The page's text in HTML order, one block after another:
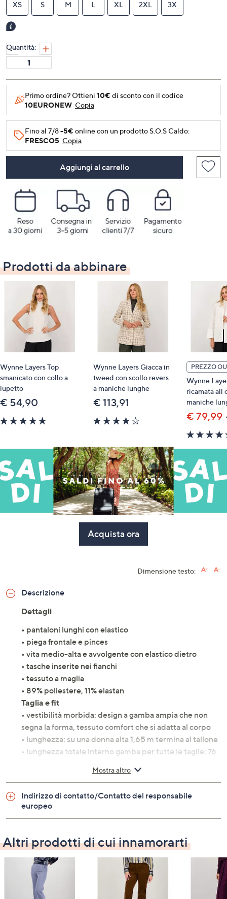
XS S M L XL 2XL 3X
Quantità:
Primo ordine? Ottieni 10€ di sconto con il codice
10EURONEW Copia
Fino al 7/8-5€ online con un prodotto S.O.S Caldo:
FRESCO5 Copia
Aggiungi al carrello
Prodotti da abbinare
Wynne Layers Top
smanicato con collo a
lupetto
€ 54,90
Stars
Wynne Layers Giacca in
tweed con scollo revers
a maniche lunghe
€ 113,91
Stars
PREZZO
Wynne
ricamata all
maniche
€ 79,99
Acquista ora
Dimensione testo:
Descrizione
Dettagli
• pantaloni lunghi con elastico
• piega frontale e pinces
• vita medio-alta e avvolgente con elastico dietro
• tasche inserite nei fianchi
• tessuto a maglia
• 89% poliestere, 11% elastan
Taglia e fit
• vestibilità morbida: design a gamba ampia che non
segna la forma, tessuto comfort che si adatta al corpo
• lunghezza: su una donna alta 1,65 m termina al tallone
• lunghezza totale interno gamba per tutte le taglie: 76
visualizza la tabella taglie
• lavaggio in lavatrice
Perché te li consigliamo?
look elegante e disinvolto
• il tessuto a maglia con elastico in vita offre comfort e
libertà di movimento
• abbinali a una camicia in seta e mocassini per un outfit
raffinato
Mostra altro
Indirizzo di contatto/Contatto del responsabile
europeo
Altri prodotti di cui innamorarti